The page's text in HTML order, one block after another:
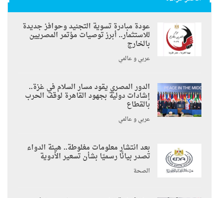
عودة مبادرة تسوية التجنيد وحوافز جديدة
للاستثمار.. أبرز توصيات مؤتمر المصريين
بالخارج
عربي و عالمي
الدور المصري يقود مسار السلام في غزة..
إشادات دولية بجهود القاهرة لوقف الحرب
بالقطاع
عربي و عالمي
بعد انتشار معلومات مغلوطة.. هيئة الدواء
تصدر بيانًا رسميًا بشأن تسعير الأدوية
الصحة